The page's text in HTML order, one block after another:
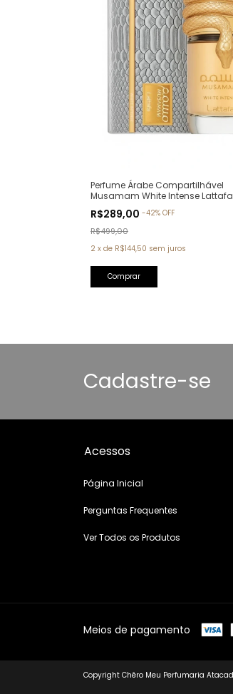
Perfume Árabe Compartilhável
Musamam White Intense
R$289,00 -42% OFF
R$499,00
2 x de R$144,50 sem juros
Cadastre-se
Acessos
Página Inicial
Perguntas Frequentes
Ver Todos os Produtos
Meios de pagamento
Copyright Chêro Meu Perfumaria